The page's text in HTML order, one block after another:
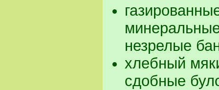
незрелые
хлебный
сдобные